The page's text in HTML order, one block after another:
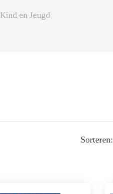
Kind en Jeugd
Sorteren: